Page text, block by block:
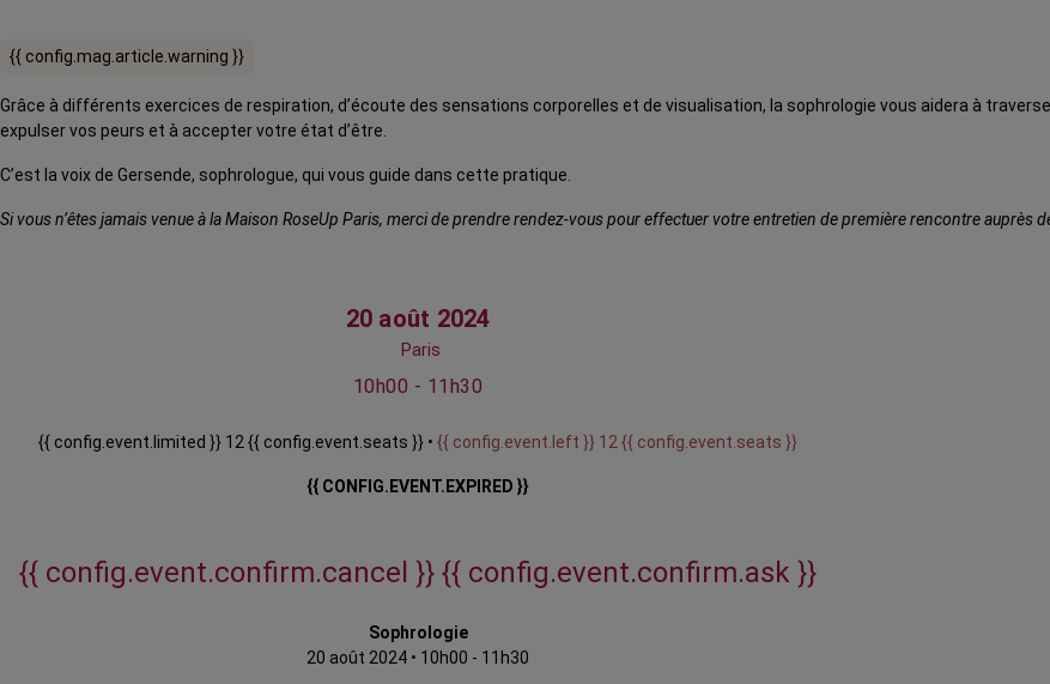
{{ config.mag.article.warning }}
Grâce à différents exercices de respiration, d’écoute des sensations corporelles et de visualisation, la sophrologie vous aidera à
expulser vos peurs et à accepter votre état d’être.
C’est la voix de Gersende, sophrologue, qui vous guide dans cette pratique.
Si vous n’êtes jamais venue à la Maison RoseUp Paris, merci de prendre rendez-vous pour effectuer votre entretien de première rencontre auprès
20 août 2024
Paris
10h00 - 11h30
{{ config.event.limited }} 12 {{ config.event.seats }} • {{ config.event.left }} 12 {{ config.event.seats }}
{{ CONFIG.EVENT.EXPIRED }}
{{ config.event.confirm.cancel }} {{ config.event.confirm.ask }}
Sophrologie
20 août 2024 • 10h00 - 11h30